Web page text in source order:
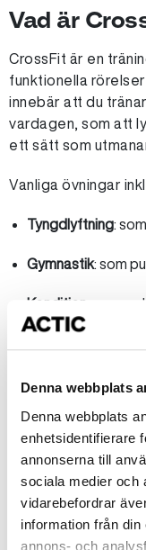
Denna webbplats
Denna webbplats
enhetsidentifierare
annonserna till
sociala medier och
vidarebefordrar
information från
annons- och
Vad är
CrossFit är en
funktionella
innebär att du
vardagen, som att
ett sätt som
Vanliga övningar
Tyngdlyftning:
Gymnastik: som
Kondition : som
WOD (Workout of
göra så många
(AMRAP), eller köra
För vem